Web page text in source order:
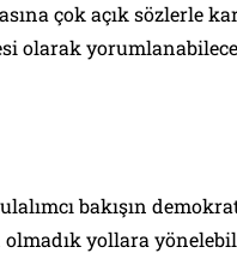
çok açık sözlerle
olarak
bakışın
olmadık yollara